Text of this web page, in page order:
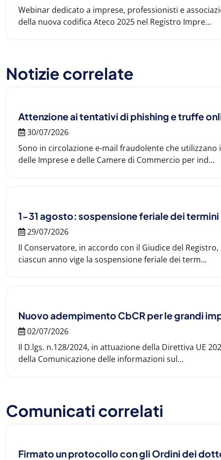
Webinar dedicato a imprese, professionisti e
della nuova codifica Ateco 2025 nel Registro Impre...
Notizie correlate
Attenzione ai tentativi di phishing e truffe
30/07/2026
Sono in circolazione e-mail fraudolente che
delle Imprese e delle Camere di Commercio per ind...
1-31 agosto: sospensione feriale dei termini
29/07/2026
Il Conservatore, in accordo con il Giudice del
ciascun anno vige la sospensione feriale dei term...
Nuovo adempimento CbCR per le grandi
02/07/2026
Il D.lgs. n.128/2024, in attuazione della Direttiva UE
della Comunicazione delle informazioni sul...
Comunicati correlati
Firmato un protocollo con gli Ordini dei